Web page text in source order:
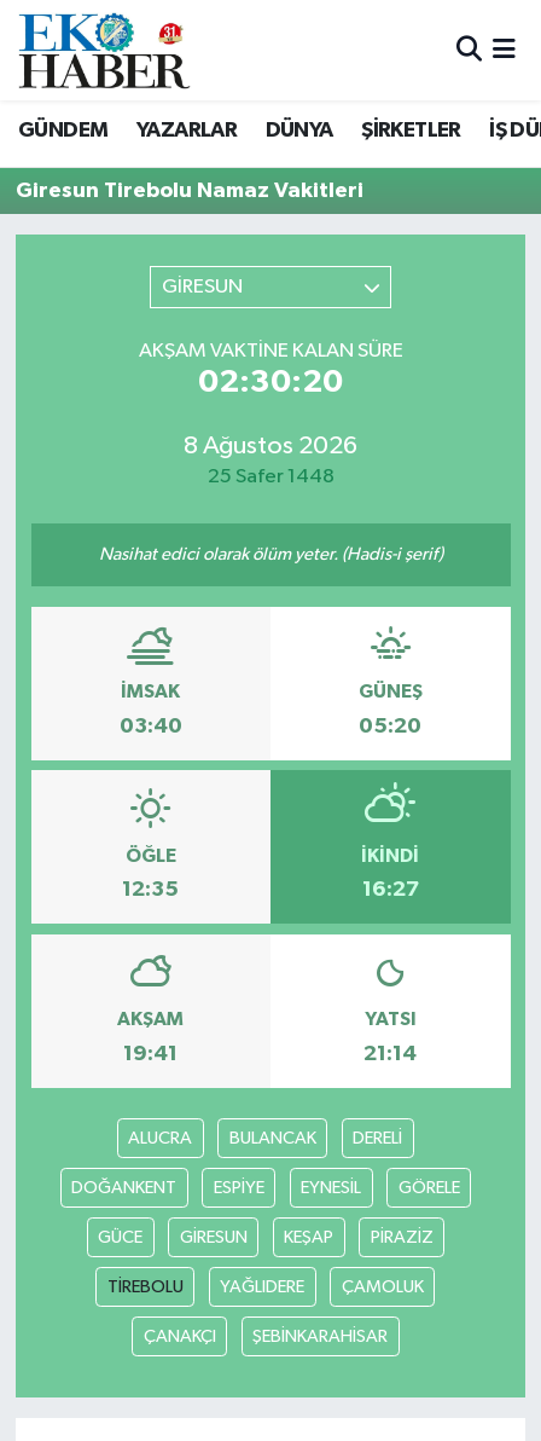
GÜNDEM YAZARLAR DÜNYA ŞİRKETLER İŞ
Giresun Tirebolu Namaz Vakitleri
GİRESUN
AKŞAM VAKTINE KALAN SÜRE
02:30:20
8 Ağustos 2026
25 Safer 1448
Nasihat edici olarak ölüm yeter. (Hadis-i şerif)
İMSAK
03:40
GÜNEŞ
05:20
ÖĞLE
12:35
İKINDI
16:27
AKŞAM
19:41
YATSI
21:14
ALUCRA BULANCAK DERELİ
DOĞANKENT ESPİYE EYNESİL GÖRELE
GÜCE GİRESUN KEŞAP PİRAZİZ
TİREBOLU YAĞLIDERE ÇAMOLUK
ÇANAKÇI ŞEBİNKARAHİSAR
Hava Durumu
Süper Lig Puan Durumu ve Fikstür
Tüm Manşetler
Son Dakika Haberleri